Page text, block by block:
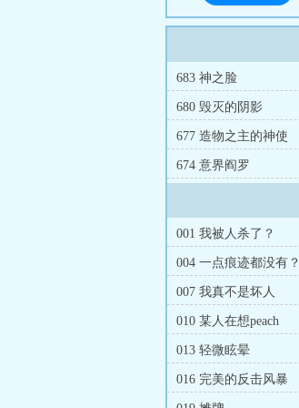
683 神之脸
680 毁灭的阴影
677 造物之主的神使
674 意界阎罗
001 我被人杀了？
004 一点痕迹都没有？
007 我真不是坏人
010 某人在想peach
013 轻微眩晕
016 完美的反击风暴